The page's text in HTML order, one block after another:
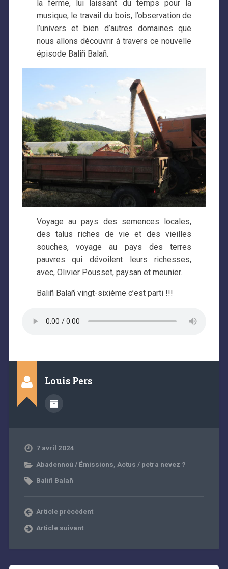
la ferme, lui laissant du temps pour la
musique, le travail du bois, l’observation de
l’univers et bien d’autres domaines que
nous allons découvrir à travers ce nouvelle
épisode Baliñ Balañ.
Voyage au pays des semences locales,
des talus riches de vie et des vieilles
souches, voyage au pays des terres
pauvres qui dévoilent leurs richesses,
avec, Olivier Pousset, paysan et meunier.
Baliñ Balañ vingt-sixiéme c’est parti !!!
Louis Pers
7 avril 2024
Abadennoù / Émissions, Actus / petra nevez ?
Baliñ Balañ
Article précédent
Article suivant